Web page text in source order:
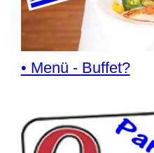
• Menü - Buffet?